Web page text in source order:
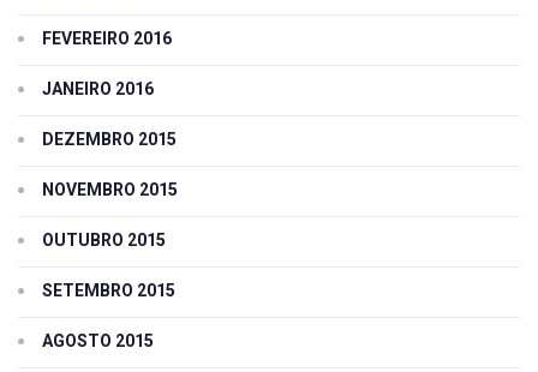
FEVEREIRO 2016
JANEIRO 2016
DEZEMBRO 2015
NOVEMBRO 2015
OUTUBRO 2015
SETEMBRO 2015
AGOSTO 2015